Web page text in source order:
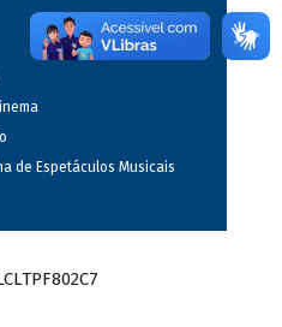
de Espetáculos Musicais